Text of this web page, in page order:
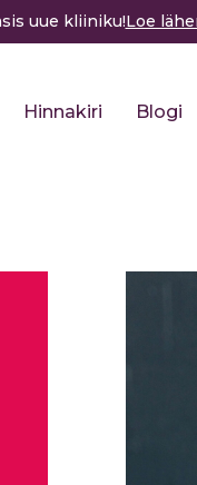
uue kliiniku!Loe
Hinnakiri Blogi